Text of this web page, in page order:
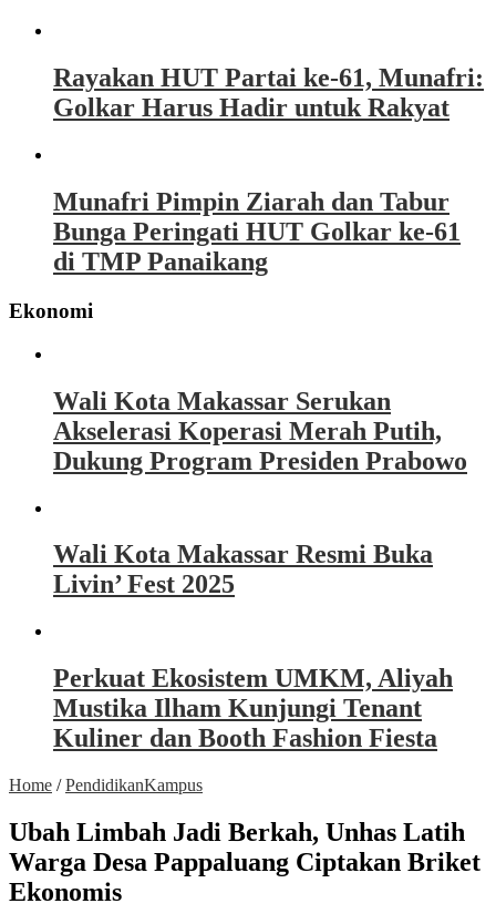
Rayakan HUT Partai ke-61, Munafri:
Golkar Harus Hadir untuk Rakyat
Munafri Pimpin Ziarah dan Tabur
Bunga Peringati HUT Golkar ke-61
di TMP Panaikang
Ekonomi
Wali Kota Makassar Serukan
Akselerasi Koperasi Merah Putih,
Dukung Program Presiden Prabowo
Wali Kota Makassar Resmi Buka
Livin’ Fest 2025
Perkuat Ekosistem UMKM, Aliyah
Mustika Ilham Kunjungi Tenant
Kuliner dan Booth Fashion Fiesta
Home /PendidikanKampus
Ubah Limbah Jadi Berkah, Unhas Latih
Warga Desa Pappaluang Ciptakan Briket
Ekonomis